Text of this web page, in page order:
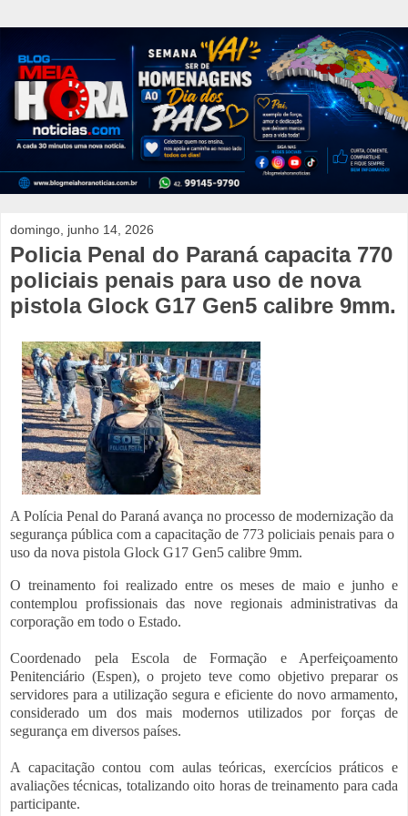
domingo, junho 14, 2026
Policia Penal do Paraná capacita 770
policiais penais para uso de nova
pistola Glock G17 Gen5 calibre 9mm.
A Polícia Penal do Paraná avança no processo de modernização da
segurança pública com a capacitação de 773 policiais penais para o
uso da nova pistola Glock G17 Gen5 calibre 9mm.
O treinamento foi realizado entre os meses de maio e junho e
contemplou profissionais das nove regionais administrativas da
corporação em todo o Estado.
Coordenado pela Escola de Formação e Aperfeiçoamento
Penitenciário (Espen), o projeto teve como objetivo preparar os
servidores para a utilização segura e eficiente do novo armamento,
considerado um dos mais modernos utilizados por forças de
segurança em diversos países.
A capacitação contou com aulas teóricas, exercícios práticos e
avaliações técnicas, totalizando oito horas de treinamento para cada
participante.